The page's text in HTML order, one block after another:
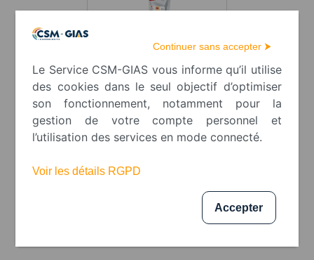
Mix génoise 5 kg
Desicroq carton 5 kg
Continuer sans accepter ⮞
Le Service CSM-GIAS vous informe qu’il utilise
des cookies dans le seul objectif d’optimiser
son fonctionnement, notamment pour la
gestion de votre compte personnel et
l’utilisation des services en mode connecté.
Voir les détails RGPD
Accepter